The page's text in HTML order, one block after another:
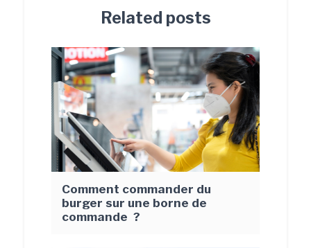
Related posts
Comment commander du
burger sur une borne de
commande ?